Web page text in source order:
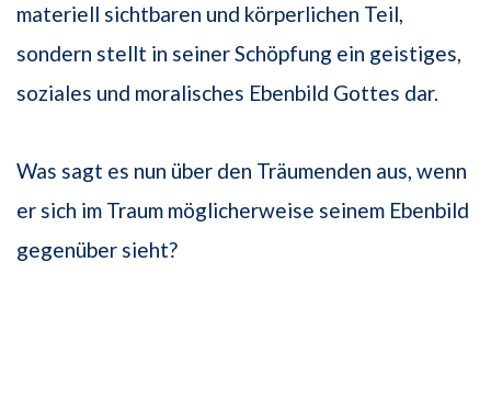
materiell sichtbaren und körperlichen Teil,
sondern stellt in seiner Schöpfung ein geistiges,
soziales und mo­ralisches Ebenbild Gottes dar.
Was sagt es nun über den Träumenden aus, wenn
er sich im Traum möglicherweise seinem Ebenbild
gegenüber sieht?